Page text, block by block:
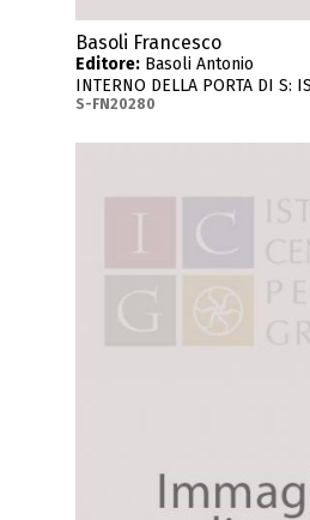
Basoli Francesco
Editore: Basoli Antonio
INTERNO DELLA PORTA DI S:
S-FN20280